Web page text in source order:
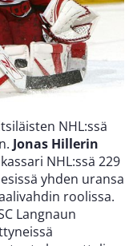
NHL:ssä
Jonas Hillerin
NHL:ssä 229
yhden uransa
roolissa.
Langnaun